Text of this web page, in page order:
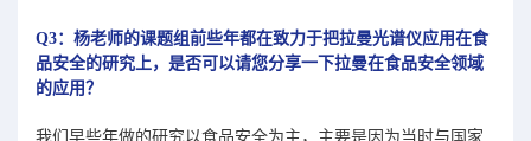
Q3：杨老师的课题组前些年都在致力于把拉曼光谱仪应用在食
品安全的研究上，是否可以请您分享一下拉曼在食品安全领域
的应用？
我们早些年做的研究以食品安全为主，主要是因为当时与国家